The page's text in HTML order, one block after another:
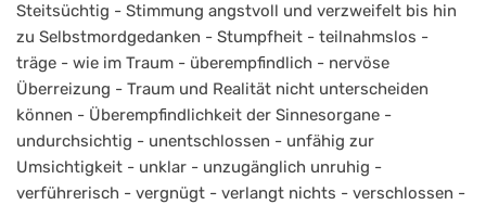
Steitsüchtig - Stimmung angstvoll und verzweifelt bis hin
zu Selbstmordgedanken - Stumpfheit - teilnahmslos -
träge - wie im Traum - überempfindlich - nervöse
Überreizung - Traum und Realität nicht unterscheiden
können - Überempfindlichkeit der Sinnesorgane -
undurchsichtig - unentschlossen - unfähig zur
Umsichtigkeit - unklar - unzugänglich unruhig -
verführerisch - vergnügt - verlangt nichts - verschlossen -